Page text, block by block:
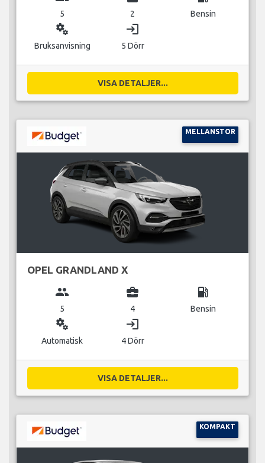
5 2 Bensin
miscellaneous_services
Bruksanvisning
login
5 Dörr
VISA DETALJER...
MELLANSTOR
OPEL GRANDLAND X
group
5
business_center
4
local_gas_station
Bensin
miscellaneous_services
Automatisk
login
4 Dörr
VISA DETALJER...
KOMPAKT